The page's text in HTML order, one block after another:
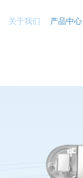
关于我们 产品中心